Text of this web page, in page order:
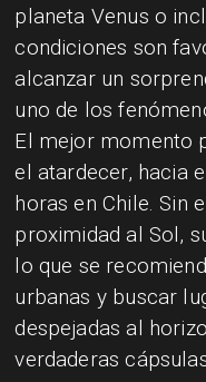
planeta Venus o
condiciones son
alcanzar un
uno de los
El mejor momento
el atardecer, hacia
horas en Chile. Sin
proximidad al Sol,
lo que se
urbanas y buscar
despejadas al
verdaderas